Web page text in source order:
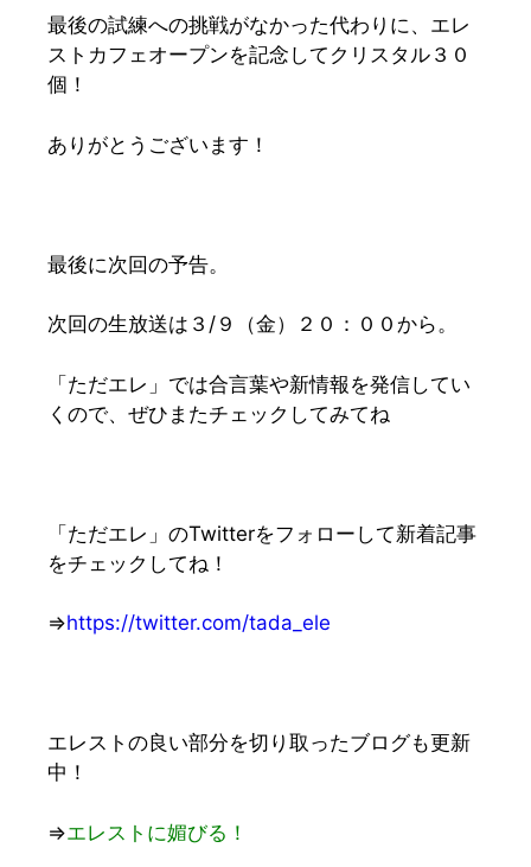
最後の試練への挑戦がなかった代わりに、エレ
ストカフェオープンを記念してクリスタル３０
個！
ありがとうございます！
最後に次回の予告。
次回の生放送は３/９（金）２０：００から。
「ただエレ」では合言葉や新情報を発信してい
くので、ぜひまたチェックしてみてね
「ただエレ」のTwitterをフォローして新着記事
をチェックしてね！
⇒https://twitter.com/tada_ele
エレストの良い部分を切り取ったブログも更新
中！
⇒エレストに媚びる！